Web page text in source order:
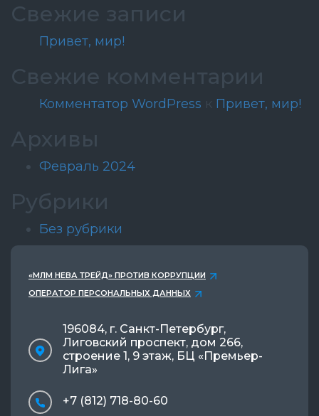
Свежие записи
Привет, мир!
Свежие комментарии
Комментатор WordPress к Привет, мир!
Архивы
Февраль 2024
Рубрики
Без рубрики
«МЛМ НЕВА ТРЕЙД» ПРОТИВ КОРРУПЦИИ
ОПЕРАТОР ПЕРСОНАЛЬНЫХ ДАННЫХ
196084, г. Санкт-Петербург,
Лиговский проспект, дом 266,
строение 1, 9 этаж, БЦ «Премьер-
Лига»
+7 (812) 718-80-60